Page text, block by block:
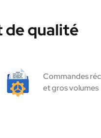
de qualité
Commandes
et gros volumes